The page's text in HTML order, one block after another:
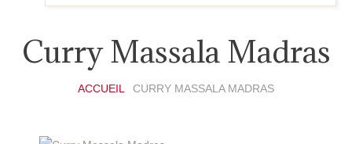
Curry Massala Madras
ACCUEIL CURRY MASSALA MADRAS